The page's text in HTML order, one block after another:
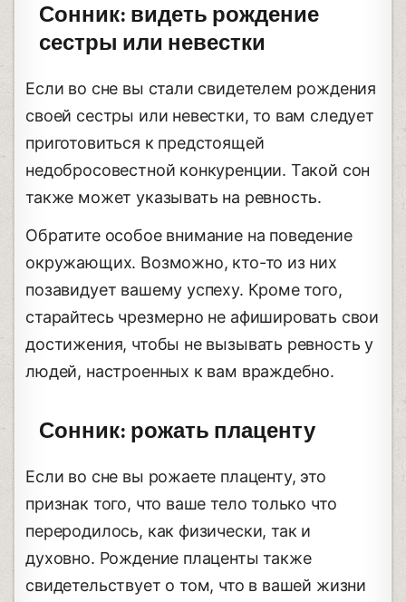
Сонник: видеть рождение
сестры или невестки
Если во сне вы стали свидетелем рождения
своей сестры или невестки, то вам следует
приготовиться к предстоящей
недобросовестной конкуренции. Такой сон
также может указывать на ревность.
Обратите особое внимание на поведение
окружающих. Возможно, кто-то из них
позавидует вашему успеху. Кроме того,
старайтесь чрезмерно не афишировать свои
достижения, чтобы не вызывать ревность у
людей, настроенных к вам враждебно.
Сонник: рожать плаценту
Если во сне вы рожаете плаценту, это
признак того, что ваше тело только что
переродилось, как физически, так и
духовно. Рождение плаценты также
свидетельствует о том, что в вашей жизни